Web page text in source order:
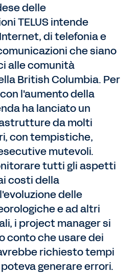
delle
TELUS intende
di telefonia e
che siano
alle comunità
British Columbia. Per
l'aumento della
ha lanciato un
da molti
con tempistiche,
mutevoli.
tutti gli aspetti
costi della
delle
e ad altri
i project manager si
conto che usare dei
richiesto tempi
generare errori.